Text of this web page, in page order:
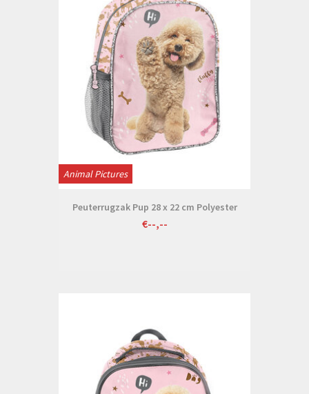
Animal Pictures
Peuterrugzak Pup 28 x 22 cm Polyester
€--,--